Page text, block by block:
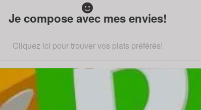
Je compose avec mes envies!
Cliquez ici pour trouver vos plats préférés!